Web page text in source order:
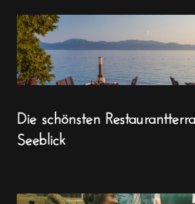
Die schönsten
Seeblick